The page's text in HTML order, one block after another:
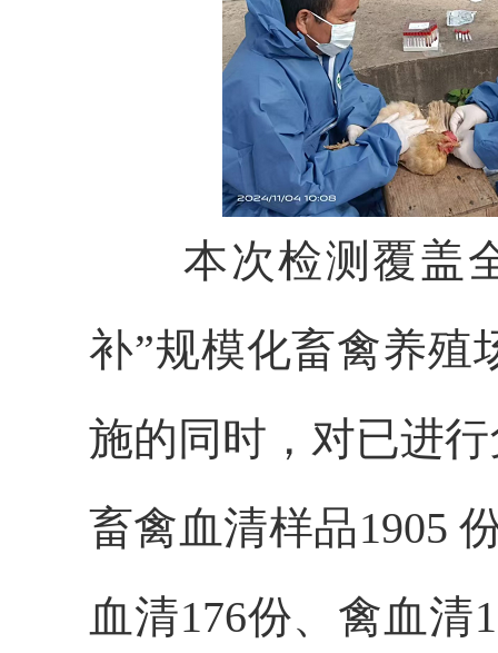
本次检测覆盖全
补”规模化畜禽养殖
施的同时，对已进
畜禽血清样品1905
血清176份、禽血